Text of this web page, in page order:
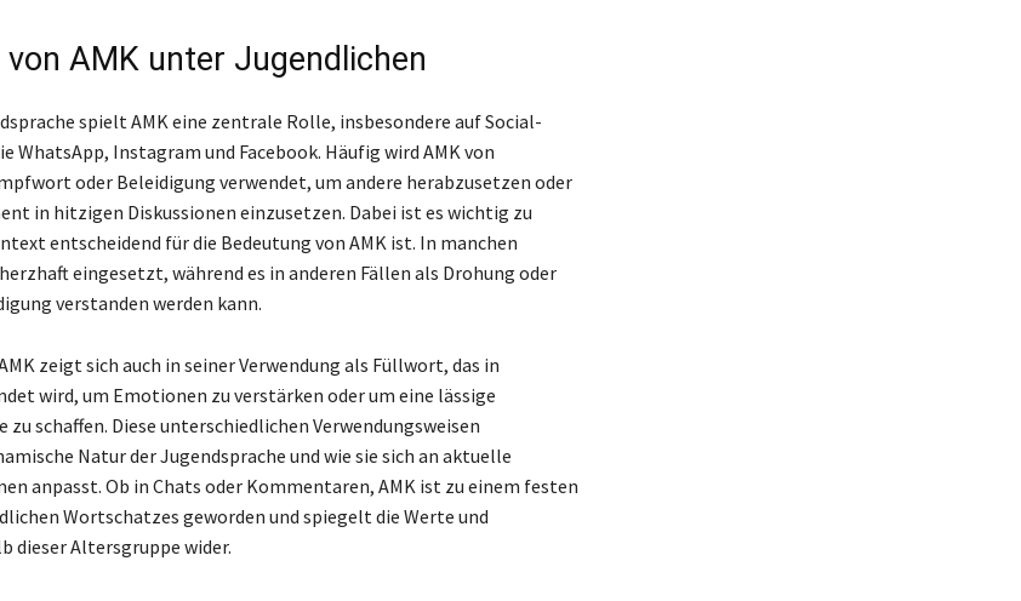
AMK unter Jugendlichen
spielt AMK eine zentrale Rolle, insbesondere auf Social-
WhatsApp, Instagram und Facebook. Häufig wird AMK von
oder Beleidigung verwendet, um andere herabzusetzen oder
in hitzigen Diskussionen einzusetzen. Dabei ist es wichtig zu
entscheidend für die Bedeutung von AMK ist. In manchen
eingesetzt, während es in anderen Fällen als Drohung oder
verstanden werden kann.
zeigt sich auch in seiner Verwendung als Füllwort, das in
wird, um Emotionen zu verstärken oder um eine lässige
zu schaffen. Diese unterschiedlichen Verwendungsweisen
Natur der Jugendsprache und wie sie sich an aktuelle
anpasst. Ob in Chats oder Kommentaren, AMK ist zu einem festen
Wortschatzes geworden und spiegelt die Werte und
dieser Altersgruppe wider.